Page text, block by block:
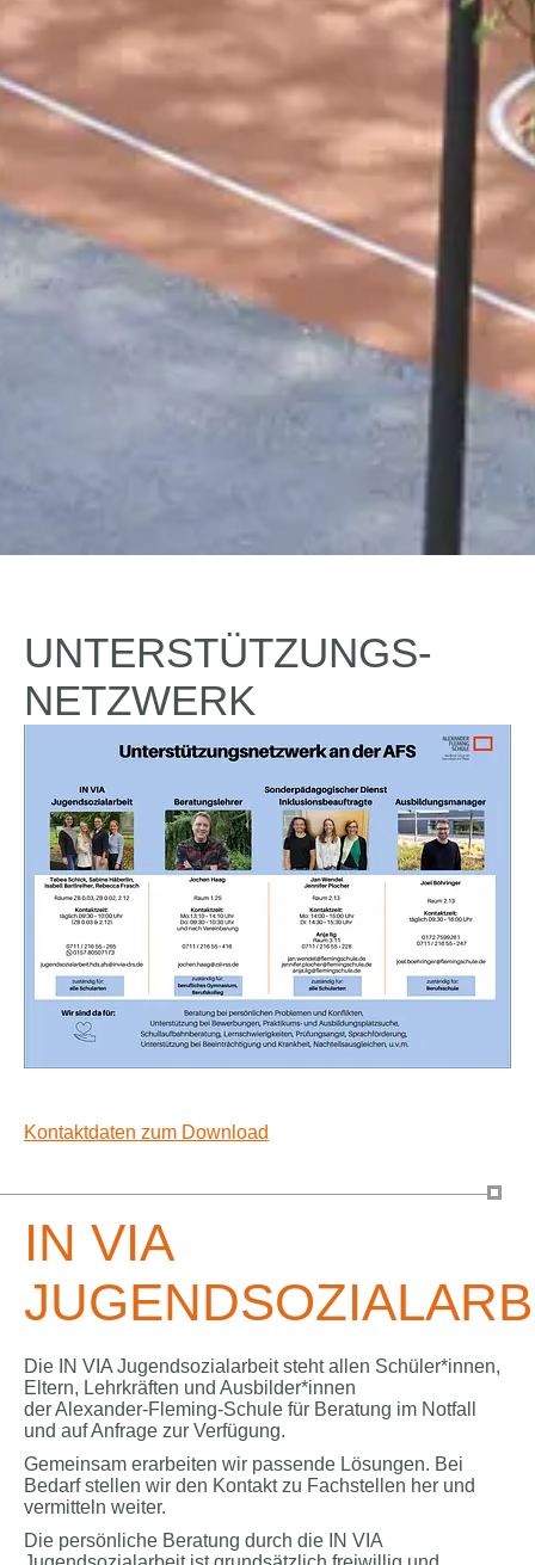
UNTERSTÜTZUNGS-
NETZWERK
Kontaktdaten zum Download
IN VIA
Die IN VIA Jugendsozialarbeit steht allen Schüler*innen,
Eltern, Lehrkräften und Ausbilder*innen
der Alexander-Fleming-Schule für Beratung im Notfall
und auf Anfrage zur Verfügung.
Gemeinsam erarbeiten wir passende Lösungen. Bei
Bedarf stellen wir den Kontakt zu Fachstellen her und
vermitteln weiter.
Die persönliche Beratung durch die IN VIA